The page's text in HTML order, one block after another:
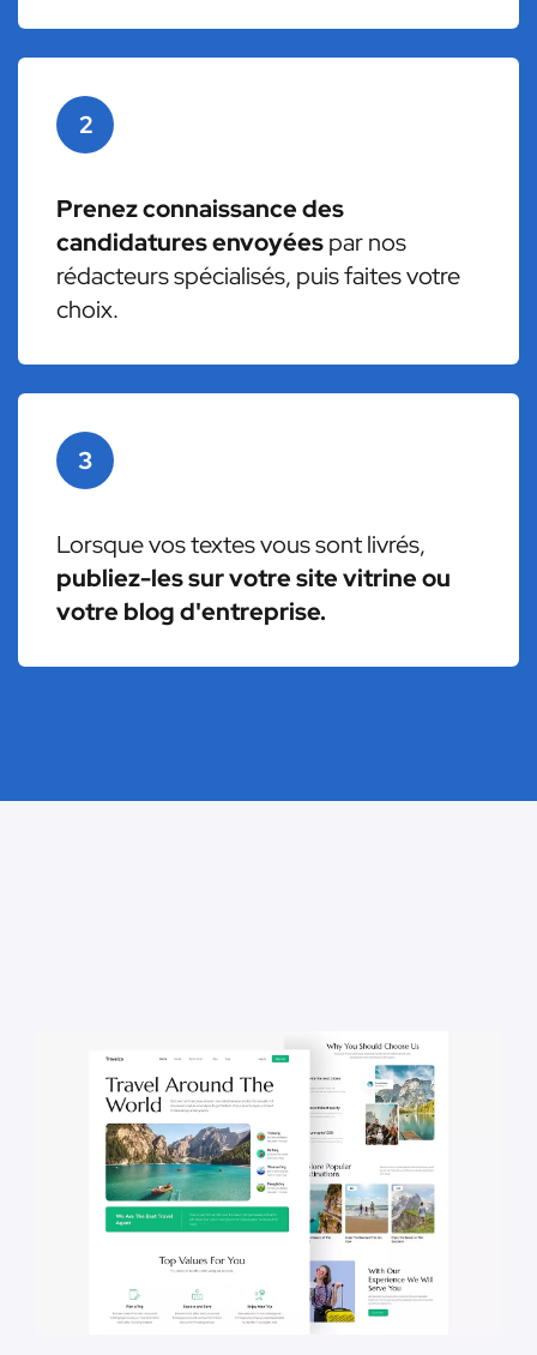
2
Prenez connaissance des
candidatures envoyéespar nos
rédacteurs spécialisés, puis faites votre
choix.
3
Lorsque vos textes vous sont livrés,
publiez-les sur votre site vitrine ou
votre blog d'entreprise.